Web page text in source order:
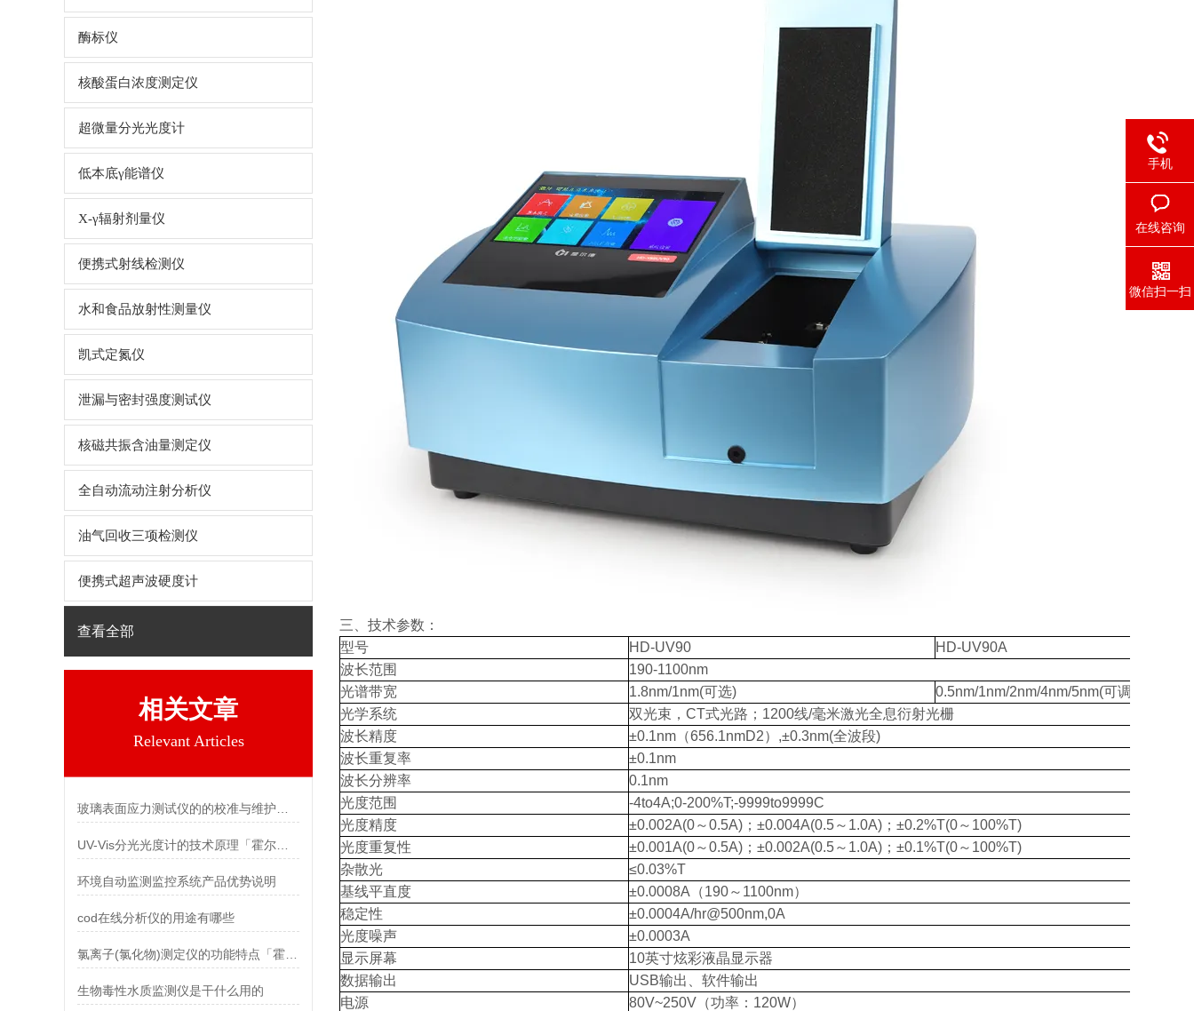
酶标仪
核酸蛋白浓度测定仪
超微量分光光度计
低本底γ能谱仪
X-γ辐射剂量仪
便携式射线检测仪
水和食品放射性测量仪
凯式定氮仪
泄漏与密封强度测试仪
核磁共振含油量测定仪
全自动流动注射分析仪
油气回收三项检测仪
便携式超声波硬度计
查看全部
相关文章
Relevant Articles
UV-Vis分光光度计的技术原理「霍尔德」
环境自动监测监控系统产品优势说明
cod在线分析仪的用途有哪些
氯离子(氯化物)测定仪的功能特点「霍尔德仪器推荐」
生物毒性水质监测仪是干什么用的
三、技术参数：
型号
HD-UV90
HD-UV90A
波长范围
190-1100nm
光谱带宽
1.8nm/1nm(可选)
0.5nm/1nm/2nm/4nm/5nm(可调)
光学系统
双光束，CT式光路；1200线/毫米激光全息衍射光栅
波长精度
±0.1nm（656.1nmD2）,±0.3nm(全波段)
波长重复率
±0.1nm
波长分辨率
0.1nm
光度范围
-4to4A;0-200%T;-9999to9999C
光度精度
±0.002A(0～0.5A)；±0.004A(0.5～1.0A)；±0.2%T(0～100%T)
光度重复性
±0.001A(0～0.5A)；±0.002A(0.5～1.0A)；±0.1%T(0～100%T)
杂散光
≤0.03%T
基线平直度
±0.0008A（190～1100nm）
稳定性
±0.0004A/hr@500nm,0A
光度噪声
±0.0003A
显示屏幕
10英寸炫彩液晶显示器
数据输出
USB输出、软件输出
电源
80V~250V（功率：120W）
手机
在线咨询
微信扫一扫